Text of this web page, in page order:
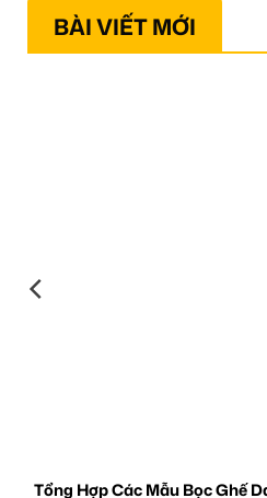
BÀI VIẾT MỚI
Tổng Hợp Các Mẫu Bọc Ghế